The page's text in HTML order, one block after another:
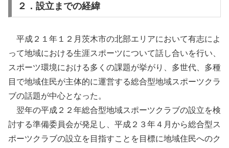
２．設立までの経緯
平成２１年１２月茨木市の北部エリアにおいて有志によ
って地域における生涯スポーツについて話し合いを行い、
スポーツ環境における多くの課題が挙がり、多世代、多種
目で地域住民が主体的に運営する総合型地域スポーツクラ
ブの話題が中心となった。
翌年の平成２２年総合型地域スポーツクラブの設立を検
討する準備委員会が発足し、平成２３年４月から総合型ス
ポーツクラブの設立を目指すことを目標に地域住民へのク